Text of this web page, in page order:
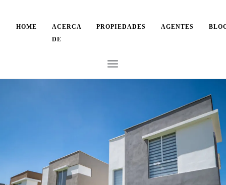
HOME
ACERCA
DE
PROPIEDADES AGENTES